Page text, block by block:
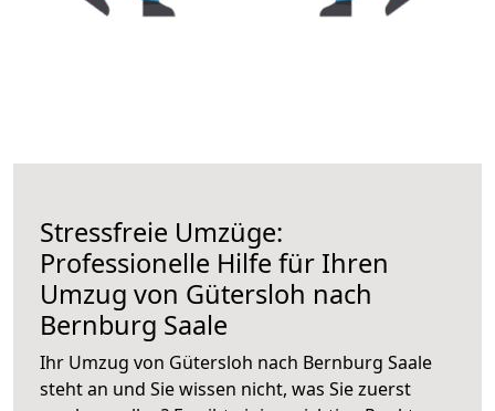
Stressfreie Umzüge:
Professionelle Hilfe für Ihren
Umzug von Gütersloh nach
Bernburg Saale
Ihr Umzug von Gütersloh nach Bernburg Saale
steht an und Sie wissen nicht, was Sie zuerst